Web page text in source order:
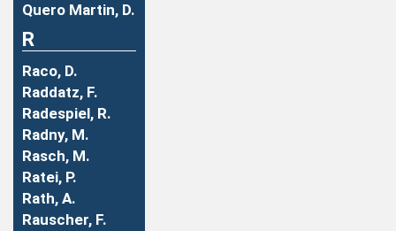
Quero Martin, D.
R
Raco, D.
Raddatz, F.
Radespiel, R.
Radny, M.
Rasch, M.
Ratei, P.
Rath, A.
Rauscher, F.